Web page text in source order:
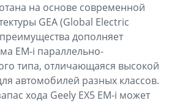
на основе современной
GEA (Global Electric
дополняет
EM-i параллельно-
типа, отличающаяся высокой
автомобилей разных классов.
хода Geely EX5 EM-i может